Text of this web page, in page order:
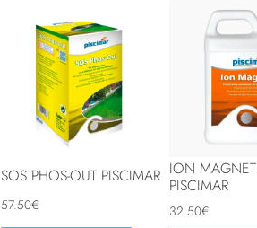
SOS PHOS-OUT PISCIMAR
57.50€
ION
PISCIMAR
32.50€